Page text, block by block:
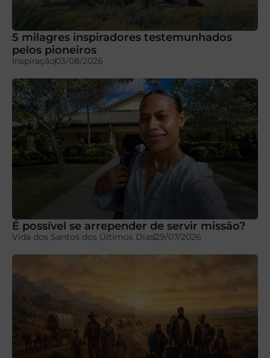
5 milagres inspiradores testemunhados
pelos pioneiros
Inspiração03/08/2026
É possível se arrepender de servir missão?
Vida dos Santos dos Últimos Dias29/07/2026